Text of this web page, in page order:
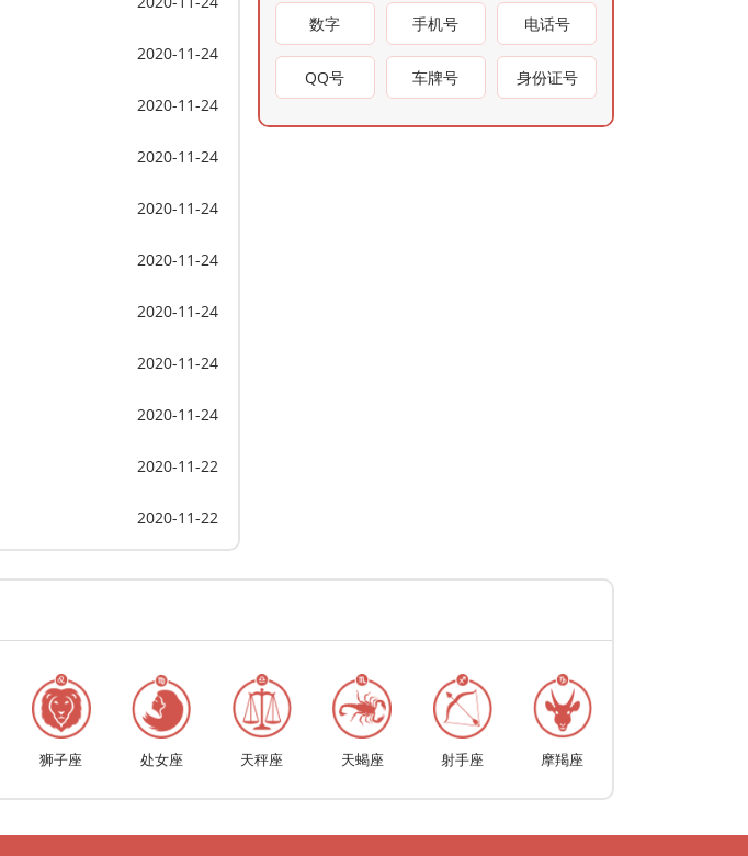
2020-11-24
2020-11-24
2020-11-24
2020-11-24
2020-11-24
2020-11-24
2020-11-24
2020-11-24
2020-11-22
2020-11-22
数字 手机号 电话号
QQ号 车牌号 身份证号
狮子座 处女座 天秤座 天蝎座 射手座 摩羯座